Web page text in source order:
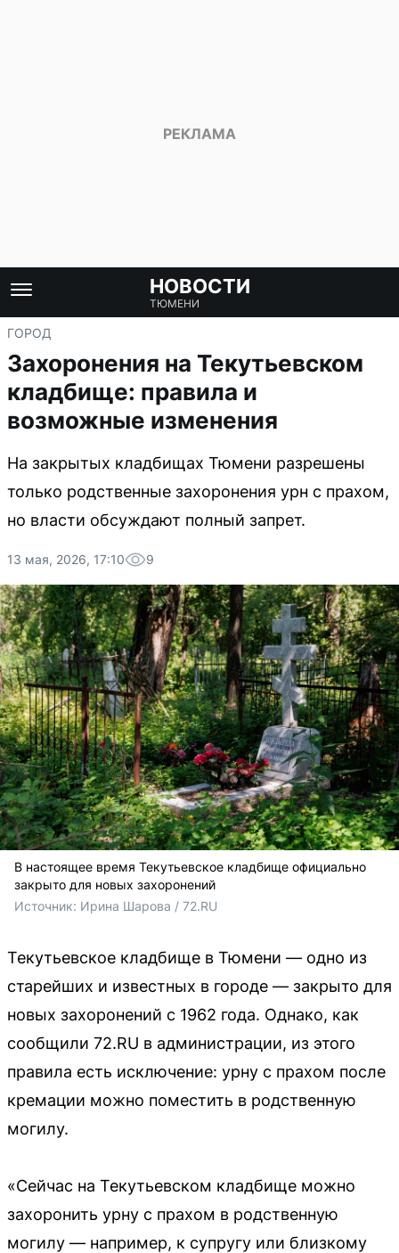
НОВОСТИ
ТЮМЕНИ
ГОРОД
Захоронения на Текутьевском
кладбище: правила и
возможные изменения
На закрытых кладбищах Тюмени разрешены
только родственные захоронения урн с прахом,
но власти обсуждают полный запрет.
13 мая, 2026, 17:10 9
В настоящее время Текутьевское кладбище официально
закрыто для новых захоронений
Источник: Ирина Шарова / 72.RU
Текутьевское кладбище в Тюмени — одно из
старейших и известных в городе — закрыто для
новых захоронений с 1962 года. Однако, как
сообщили 72.RU в администрации, из этого
правила есть исключение: урну с прахом после
кремации можно поместить в родственную
могилу.
«Сейчас на Текутьевском кладбище можно
захоронить урну с прахом в родственную
могилу — например, к супругу или близкому